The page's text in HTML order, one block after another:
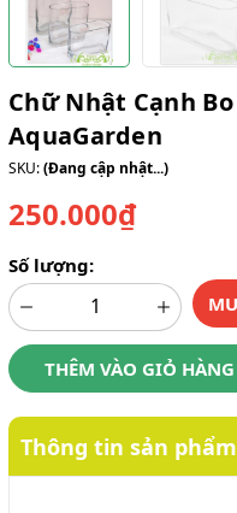
Chữ Nhật Cạnh
AquaGarden
SKU:(Đang cập nhật...)
250.000₫
Số lượng:
THÊM VÀO GIỎ HÀNG
Thông tin sản phẩm